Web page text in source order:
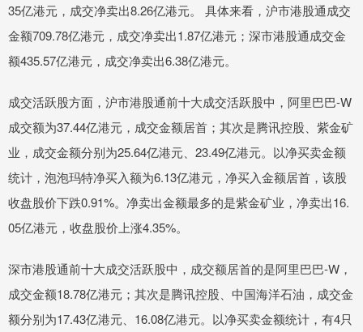
35亿港元，成交净卖出8.26亿港元。 具体来看，沪市港股通成交
金额709.78亿港元，成交净卖出1.87亿港元；深市港股通成交金
额435.57亿港元，成交净卖出6.38亿港元。
成交活跃股方面，沪市港股通前十大成交活跃股中，阿里巴巴-W
成交额为37.44亿港元，成交金额居首；其次是腾讯控股、紫金矿
业，成交金额分别为25.64亿港元、23.49亿港元。以净买卖金额
统计，泡泡玛特净买入额为6.13亿港元，净买入金额居首，该股
收盘股价下跌0.91%。净卖出金额最多的是紫金矿业，净卖出16.
05亿港元，收盘股价上涨4.35%。
深市港股通前十大成交活跃股中，成交额居首的是阿里巴巴-W，
成交金额18.78亿港元；其次是腾讯控股、中国海洋石油，成交金
额分别为17.43亿港元、16.08亿港元。以净买卖金额统计，有4只